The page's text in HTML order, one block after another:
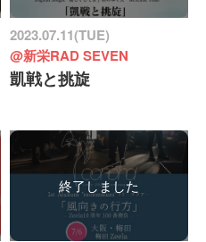
2023.07.11(TUE)
@新栄RAD SEVEN
凱戦と挑旋
終了しました